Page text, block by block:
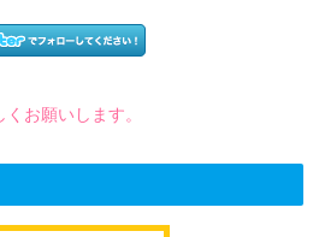
くお願いします。